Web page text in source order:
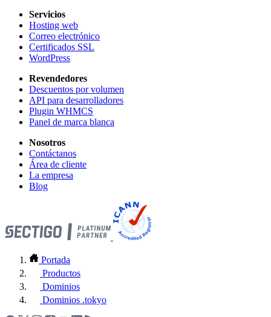
Servicios
Hosting web
Correo electrónico
Certificados SSL
WordPress
Revendedores
Descuentos por volumen
API para desarrolladores
Plugin WHMCS
Panel de marca blanca
Nosotros
Contáctanos
Área de cliente
La empresa
Blog
Portada
Productos
Dominios
Dominios .tokyo